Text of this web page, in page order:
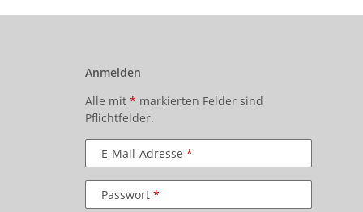
Anmelden
Alle mit * markierten Felder sind
Pflichtfelder.
E-Mail-Adresse
Passwort